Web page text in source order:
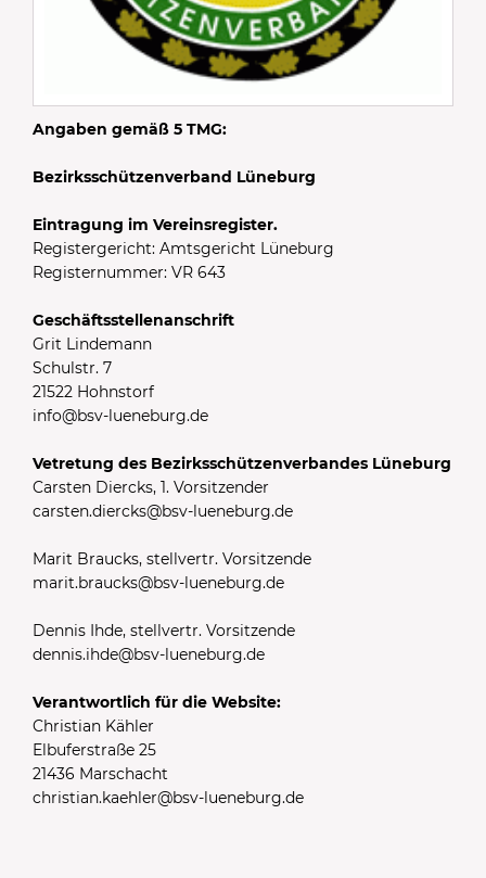
Angaben gemäß 5 TMG:
Bezirksschützenverband Lüneburg
Eintragung im Vereinsregister.
Registergericht: Amtsgericht Lüneburg
Registernummer: VR 643
Geschäftsstellenanschrift
Grit Lindemann
Schulstr. 7
21522 Hohnstorf
info@bsv-lueneburg.de
Vetretung des Bezirksschützenverbandes Lüneburg
Carsten Diercks, 1. Vorsitzender
carsten.diercks@bsv-lueneburg.de
Marit Braucks, stellvertr. Vorsitzende
marit.braucks@bsv-lueneburg.de
Dennis Ihde, stellvertr. Vorsitzende
dennis.ihde@bsv-lueneburg.de
Verantwortlich für die Website:
Christian Kähler
Elbuferstraße 25
21436 Marschacht
christian.kaehler@bsv-lueneburg.de